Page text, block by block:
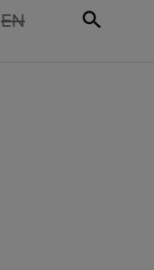
THE PAGE IS NOT
EN